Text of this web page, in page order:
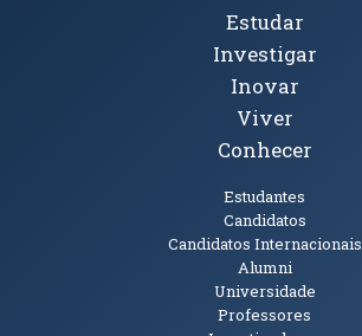
Tópicos Principais
Estudar
Investigar
Inovar
Viver
Conhecer
Estudantes
Candidatos
Candidatos Internacionais
Alumni
Universidade
Professores